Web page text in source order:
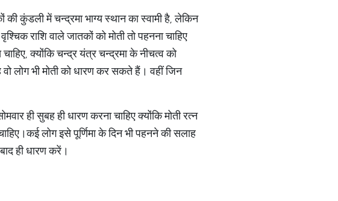
कुंडली में चन्द्रमा भाग्य स्थान का स्वामी है, लेकिन
राशि वाले जातकों को मोती तो पहनना चाहिए
क्योंकि चन्द्र यंत्र चन्द्रमा के नीचत्व को
लोग भी मोती को धारण कर सकते हैं। वहीं जिन
ही सुबह ही धारण करना चाहिए क्योंकि मोती रत्न
लोग इसे पूर्णिमा के दिन भी पहनने की सलाह
ही धारण करें।